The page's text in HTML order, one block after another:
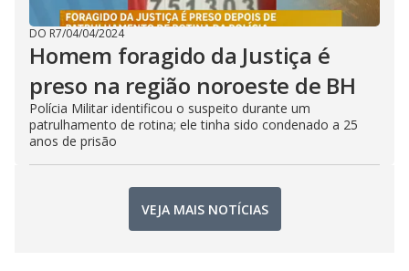
DO R7/04/04/2024
Homem foragido da Justiça é
preso na região noroeste de BH
Polícia Militar identificou o suspeito durante um
patrulhamento de rotina; ele tinha sido condenado a 25
anos de prisão
VEJA MAIS NOTÍCIAS